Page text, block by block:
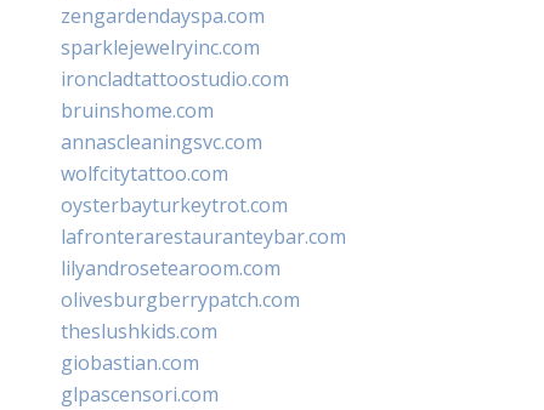
zengardendayspa.com
sparklejewelryinc.com
ironcladtattoostudio.com
bruinshome.com
annascleaningsvc.com
wolfcitytattoo.com
oysterbayturkeytrot.com
lafronterarestauranteybar.com
lilyandrosetearoom.com
olivesburgberrypatch.com
theslushkids.com
giobastian.com
glpascensori.com